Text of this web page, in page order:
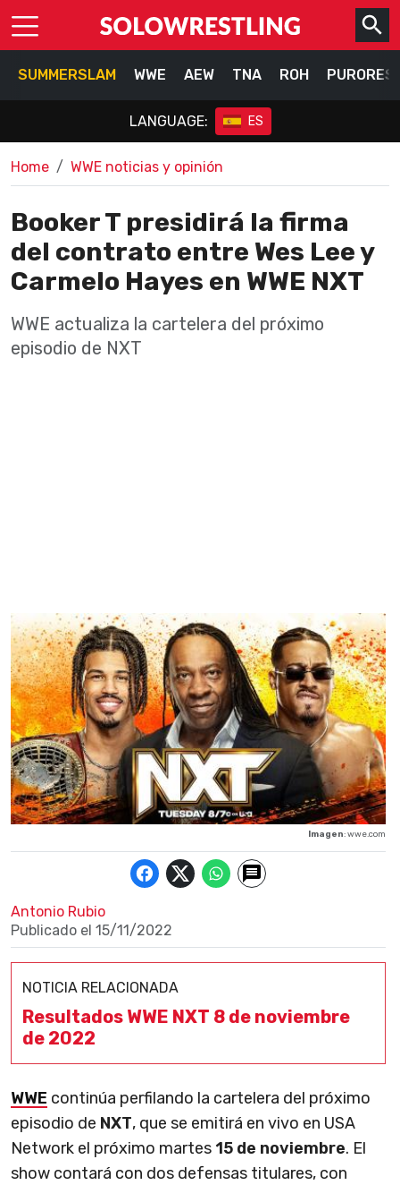
SUMMERSLAM WWE AEW TNA ROH
LANGUAGE: ES
Home WWE noticias y opinión
Booker T presidirá la firma
del contrato entre Wes Lee y
Carmelo Hayes en WWE NXT
WWE actualiza la cartelera del próximo
episodio de NXT
Imagen: wwe.com
Antonio Rubio
Publicado el 15/11/2022
NOTICIA RELACIONADA
Resultados WWE NXT 8 de noviembre
de 2022
WWE continúa perfilando la cartelera del próximo
episodio de NXT, que se emitirá en vivo en USA
Network el próximo martes 15 de noviembre. El
show contará con dos defensas titulares, con